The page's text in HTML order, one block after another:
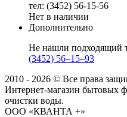
тел: (3452) 56-15-56
Нет в наличии
Дополнительно
Не нашли подходящий
(3452) 56‒15‒93
2010 - 2026 © Все права
Интернет-магазин бытовых
очистки воды.
ООО «КВАНТА +»